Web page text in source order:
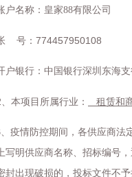
户名称：皇家88有限公司
号： 774457950108
户银行：中国银行深圳东海
本项目所属行业： 租赁和
、疫情防控期间，各供应商
写明供应商名称、招标编号
封出现破损的，投标文件不